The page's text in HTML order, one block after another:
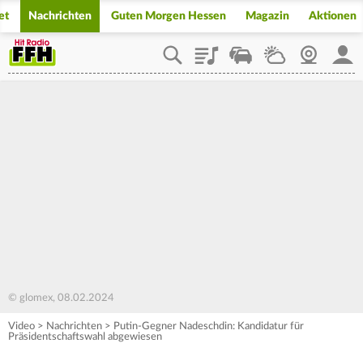
Nachrichten Guten Morgen Hessen Magazin Aktionen
PlaylistStaupilotWetterWebcam
© glomex, 08.02.2024
Video > Nachrichten > Putin-Gegner Nadeschdin: Kandidatur für
Präsidentschaftswahl abgewiesen